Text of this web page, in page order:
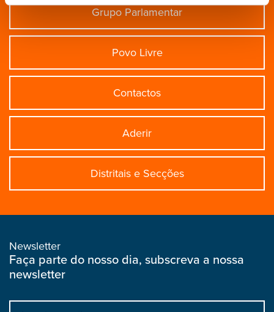
Grupo Parlamentar
Povo Livre
Contactos
Aderir
Distritais e Secções
Newsletter
Faça parte do nosso dia, subscreva a nossa
newsletter